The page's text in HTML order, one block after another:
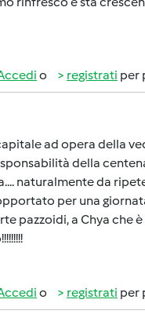
o registrati per
ad opera della
della
naturalmente da
per una
pazzoidi, a Chya che
o registrati per